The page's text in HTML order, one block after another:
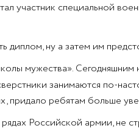
участник специальной
ну а затем им
мужества».
занимаются по-
придало ребятам больше
Российской армии, не